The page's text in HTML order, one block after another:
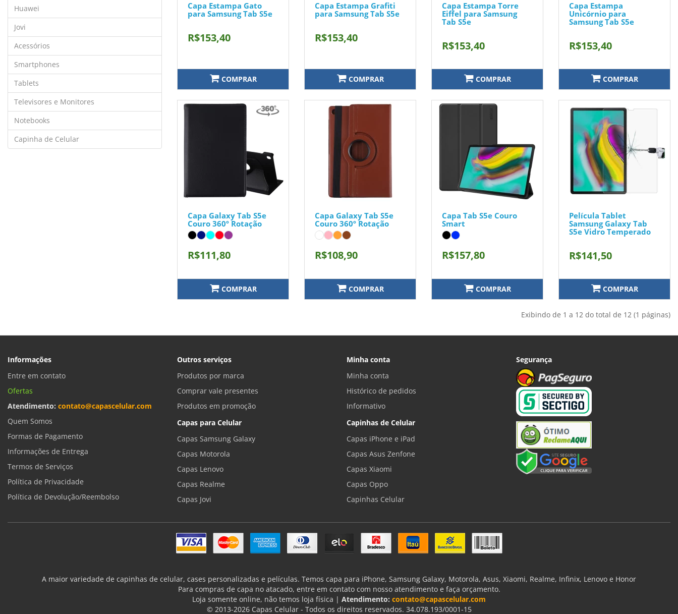
Huawei
Jovi
Acessórios
Smartphones
Tablets
Televisores e Monitores
Notebooks
Capinha de Celular
Capa Estampa Gato
para Samsung Tab S5e
R$153,40
COMPRAR
Capa Estampa Grafiti
para Samsung Tab S5e
R$153,40
COMPRAR
Capa Estampa Torre
Eiffel para Samsung
Tab S5e
R$153,40
COMPRAR
Capa Estampa
Unicórnio para
Samsung Tab S5e
R$153,40
COMPRAR
Capa Galaxy Tab S5e
Couro 360º Rotação
R$111,80
COMPRAR
Capa Galaxy Tab S5e
Couro 360º Rotação
R$108,90
COMPRAR
Capa Tab S5e Couro
Smart
R$157,80
COMPRAR
Película Tablet
Samsung Galaxy Tab
S5e Vidro Temperado
R$141,50
COMPRAR
Exibindo de 1 a 12 do total de 12 (1 páginas)
Informações
Entre em contato
Ofertas
Atendimento: contato@capascelular.com
Quem Somos
Formas de Pagamento
Informações de Entrega
Termos de Serviços
Política de Privacidade
Política de Devolução/Reembolso
Outros serviços
Produtos por marca
Comprar vale presentes
Produtos em promoção
Capas para Celular
Capas Samsung Galaxy
Capas Motorola
Capas Lenovo
Capas Realme
Capas Jovi
Minha conta
Minha conta
Histórico de pedidos
Informativo
Capinhas de Celular
Capas iPhone e iPad
Capas Asus Zenfone
Capas Xiaomi
Capas Oppo
Capinhas Celular
Segurança
A maior variedade de capinhas de celular, cases personalizadas e películas. Temos capa para iPhone, Samsung Galaxy, Motorola, Asus, Xiaomi, Realme, Infinix, Lenovo e Honor
Para compras de capa no atacado, entre em contato com nosso atendimento e faça orçamento.
Loja somente online, não temos loja física | Atendimento: contato@capascelular.com
© 2013-2026 Capas Celular - Todos os direitos reservados. 34.078.193/0001-15